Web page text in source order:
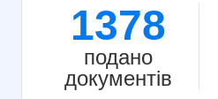
1378
подано
документів